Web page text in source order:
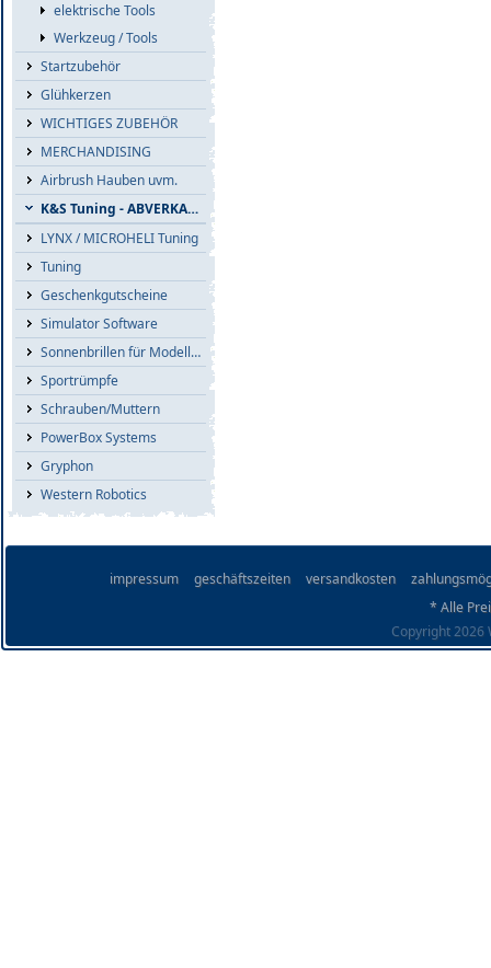
elektrische Tools
Werkzeug / Tools
Startzubehör
Glühkerzen
WICHTIGES ZUBEHÖR
MERCHANDISING
Airbrush Hauben uvm.
K&S Tuning - ABVERKAUF
LYNX / MICROHELI Tuning
Tuning
Geschenkgutscheine
Simulator Software
Sonnenbrillen für Modellflieger
Sportrümpfe
Schrauben/Muttern
PowerBox Systems
Gryphon
Western Robotics
impressum geschäftszeiten versandkosten
* Alle
Copyright 2026